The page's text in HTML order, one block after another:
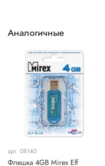
Аналогичные
арт. 08140
Флешка 4GB Mirex Elf